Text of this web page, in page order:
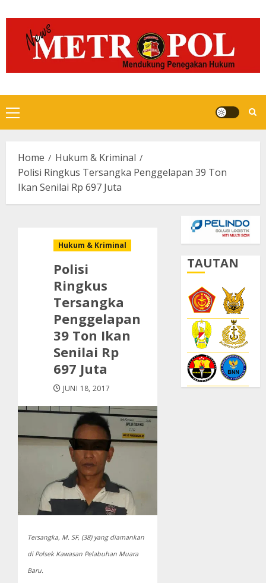
to
content
Primary
Menu
Home
Hukum & Kriminal
Polisi Ringkus Tersangka Penggelapan 39 Ton
Ikan Senilai Rp 697 Juta
Hukum & Kriminal
Polisi
Ringkus
Tersangka
Penggelapan
39 Ton Ikan
Senilai Rp
697 Juta
JUNI 18, 2017
Tersangka, M. SF, (38) yang diamankan
di Polsek Kawasan Pelabuhan Muara
Baru.
TAUTAN